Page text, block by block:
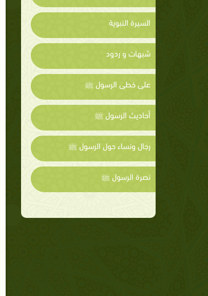
السيرة النبوية
شبهات و ردود
على خطى الرسول ﷺ
أحاديث الرسول ﷺ
رجال ونساء حول الرسول ﷺ
نصرة الرسول ﷺ